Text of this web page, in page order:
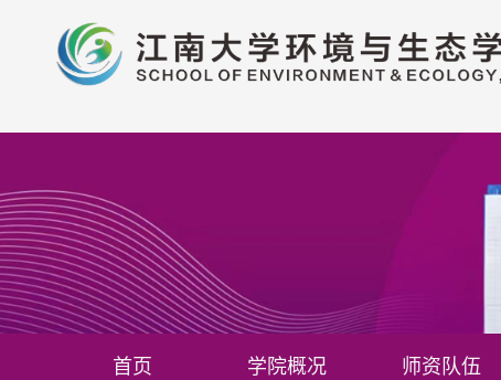
首页 学院概况 师资队伍